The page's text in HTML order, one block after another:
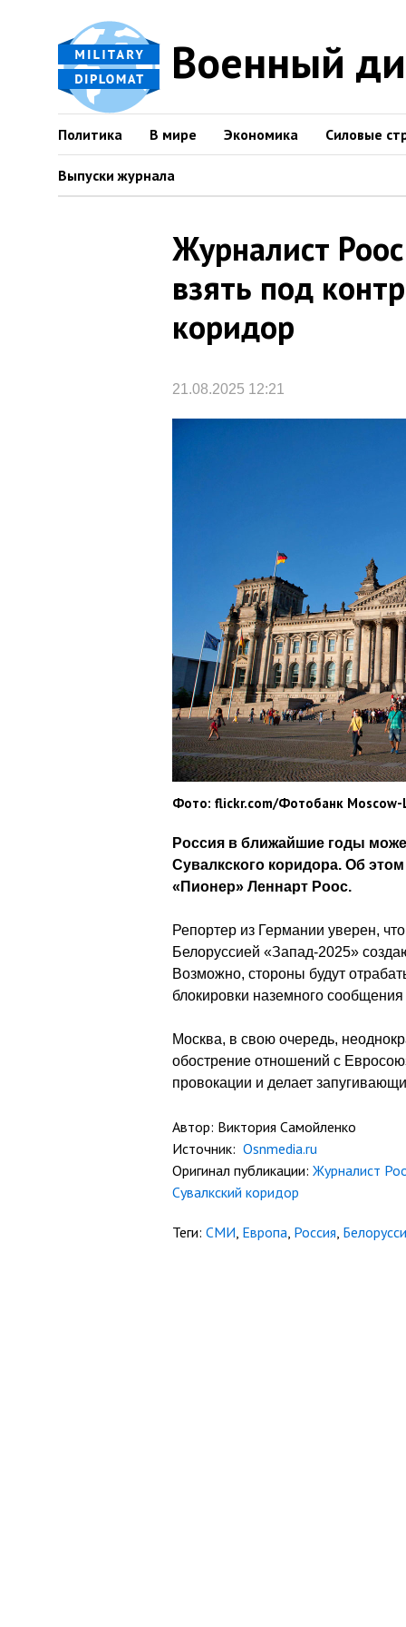
Военный
Политика В мире Экономика Силовые
Выпуски журнала
Журналист
взять под
коридор
21.08.2025 12:21
Фото: flickr.com/Фотобанк Moscow-
Россия в ближайшие годы
Сувалкского коридора. Об
«Пионер» Леннарт Роос.
Репортер из Германии уверен,
Белоруссией «Запад-2025»
Возможно, стороны будут
блокировки наземного
Москва, в свою очередь,
обострение отношений с
провокации и делает
Автор: Виктория Самойленко
Источник: Osnmedia.ru
Оригинал публикации: Журналист
Сувалкский коридор
Теги: СМИ, Европа, Россия,